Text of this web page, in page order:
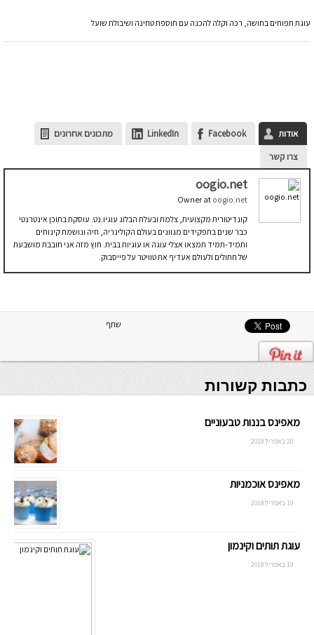
עוגת תפוחים בחושה, רכה וקלה להכנה עם תוספת טחינה ושיבולת שועל
אודות Facebook
LinkedIn
מתכונים אחרונים
צרו קשר
oogio.net
Owner at oogio.net
קונדיטורית מקצועית, צלמת ובעלת הבלוג עוגיו.נט. עוסקת בתוכן אינטרנטי
כבר שנים בתפקידים מגוונים בעולם הקולינריה, חיה ונושמת קינוחים
ותמיד-תמיד תמצאו אצלי עוגה או עוגיות בבית. חוץ מזה אני חובבת מושבעת
של חתולים ולעולם אעדיף את טוויטר על פייסבוק.
שתף
כתבות קשורות
מאפינס בננות טבעוניים
20 באפריל 2018
מאפינס אוכמניות
19 באפריל 2018
עוגת תותים וקינמון
19 באפריל 2018